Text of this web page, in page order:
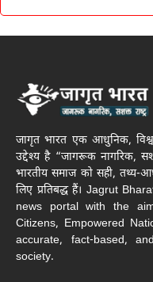
जागृत भारत एक आधुनिक,
उद्देश्य है “जागरूक नागरिक,
भारतीय समाज को सही, तथ्य-
लिए प्रतिबद्ध हैं। Jagrut
news portal with the
Citizens, Empowered
accurate, fact-based,
society.